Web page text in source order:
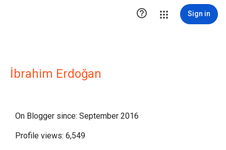
 Sign in
İbrahim Erdoğan
On Blogger since: September 2016
Profile views: 6,549